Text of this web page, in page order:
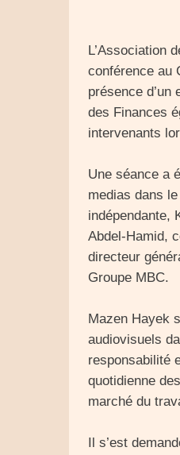
L’Association
conférence au
présence
des Finances
intervenants
Une séance a
medias dans
indépendante,
Abdel-Hamid,
directeur
Groupe MBC.
Mazen Hayek
audiovisuels
responsabilité
quotidienne
marché du
Il s’est